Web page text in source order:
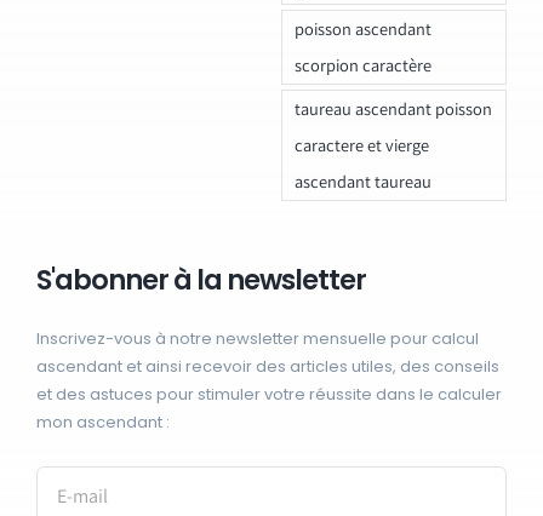
poisson ascendant
scorpion caractère
taureau ascendant poisson
caractere et vierge
ascendant taureau
S'abonner à la newsletter
Inscrivez-vous à notre newsletter mensuelle pour calcul
ascendant et ainsi recevoir des articles utiles, des conseils
et des astuces pour stimuler votre réussite dans le calculer
mon ascendant :